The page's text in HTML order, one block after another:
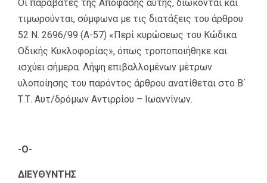
Οι παραβάτες της Απόφασης αυτής, διώκονται και
τιμωρούνται, σύμφωνα με τις διατάξεις του άρθρου
52 Ν. 2696/99 (Α-57) «Περί κυρώσεως του Κώδικα
Οδικής Κυκλοφορίας», όπως τροποποιήθηκε και
ισχύει σήμερα. Λήψη επιβαλλομένων μέτρων
υλοποίησης του παρόντος άρθρου ανατίθεται στο Β΄
Τ.Τ. Αυτ/δρόμων Αντιρρίου – Ιωαννίνων.
-Ο-
ΔΙΕΥΘΥΝΤΗΣ